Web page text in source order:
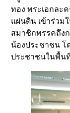
ทอง พระเอกละ
แผ่นดิน เข้าร่วม
สมาชิกพรรคถึง
น้องประชาชน โ
ประชาชนในพื้น